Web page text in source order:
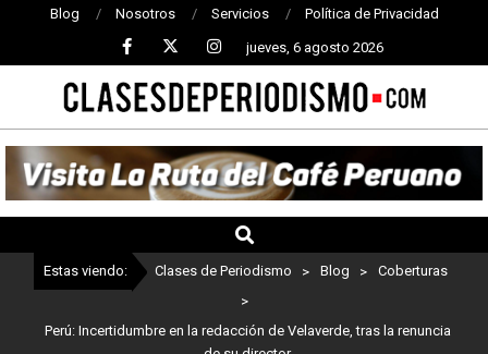
Blog Nosotros Servicios Política de Privacidad
jueves, 6 agosto 2026
CLASES
DE
PERIODISMO
Estas viendo: Clases de Periodismo > Blog >
Coberturas
>
Perú: Incertidumbre en la redacción de Velaverde, tras la renuncia